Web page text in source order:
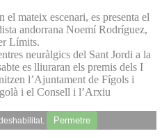
mateix escenari, es presenta el
andorrana Noemí Rodríguez,
Límits.
neuràlgics del Sant Jordi a la
es lliuraran els premis dels I
l’Ajuntament de Fígols i
i el Consell i l’Arxiu
Permetre